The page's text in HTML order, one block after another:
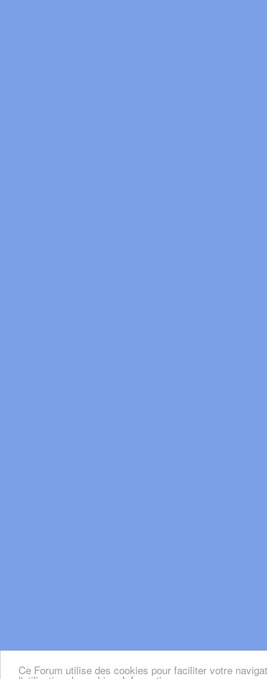
Ce Forum utilise des cookies pour faciliter votre